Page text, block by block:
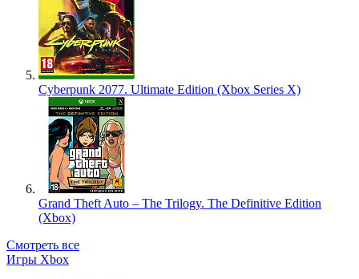
Cyberpunk 2077. Ultimate Edition (Xbox Series X)
Grand Theft Auto – The Trilogy. The Definitive Edition
(Xbox)
Смотреть все
Игры Xbox